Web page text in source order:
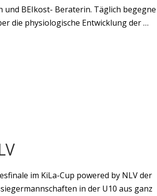
BEIkost- Beraterin. Täglich begegne
die physiologische Entwicklung der …
im KiLa-Cup powered by NLV der
in der U10 aus ganz